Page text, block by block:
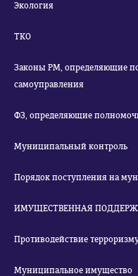
Экология
ТКО
Законы РМ, определяющие
самоуправления
ФЗ, определяющие
Муниципальный контроль
Порядок поступления на
ИМУЩЕСТВЕННАЯ
Противодействие
Муниципальное имущество